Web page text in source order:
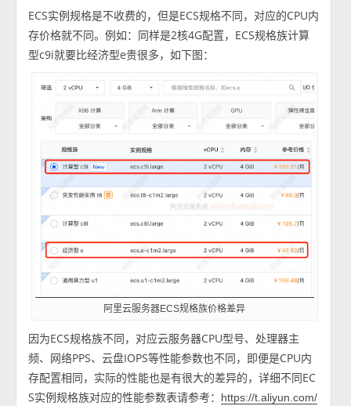
ECS实例规格是不收费的，但是ECS规格不同，对应的CPU内
存价格就不同。例如：同样是2核4G配置，ECS规格族计算
型c9i就要比经济型e贵很多，如下图：
阿里云服务器ECS规格族价格差异
因为ECS规格族不同，对应云服务器CPU型号、处理器主
频、网络PPS、云盘IOPS等性能参数也不同，即便是CPU内
存配置相同，实际的性能也是有很大的差异的，详细不同EC
S实例规格族对应的性能参数表请参考：
https://t.aliyun.com/